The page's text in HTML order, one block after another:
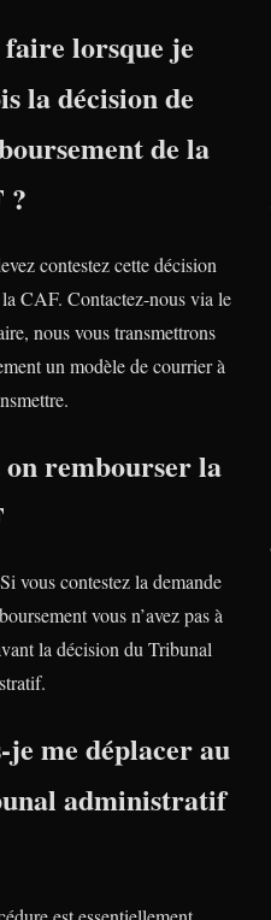
lorsque je
la décision de
de la
?
contestez cette décision
CAF. Contactez-nous via le
nous vous transmettrons
un modèle de courrier à
rembourser la
Si vous contestez la demande
vous n’avez pas à
la décision du Tribunal
je me déplacer au
administratif